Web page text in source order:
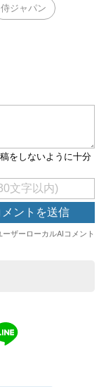
侍ジャパン